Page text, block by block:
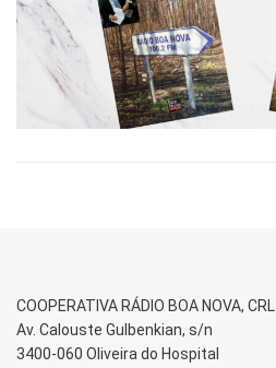
COOPERATIVA RÁDIO BOA NOVA, CRL
Av. Calouste Gulbenkian, s/n
3400-060 Oliveira do Hospital